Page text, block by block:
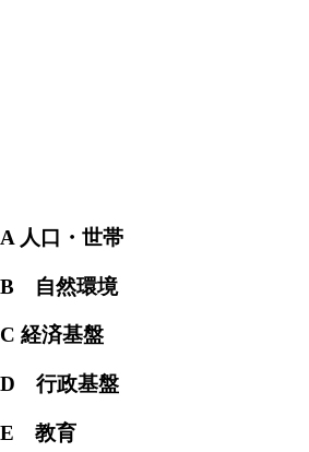
A 人口・世帯
B 自然環境
C 経済基盤
D 行政基盤
E 教育